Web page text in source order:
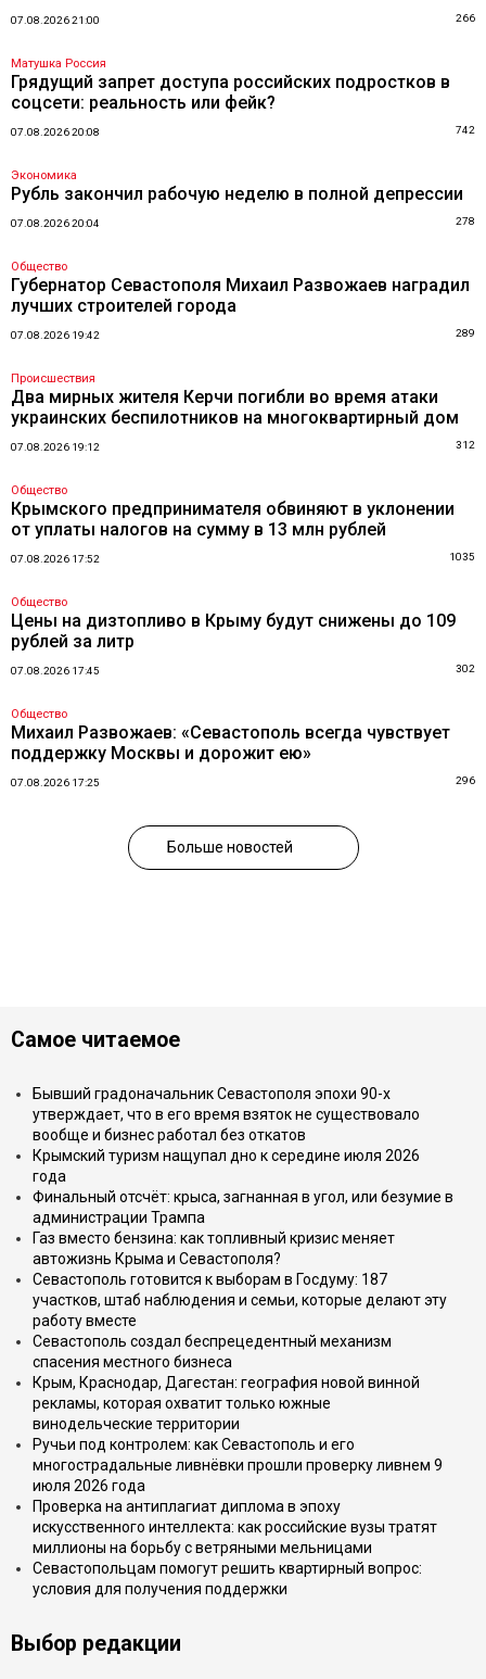
07.08.2026 21:00 266
Матушка Россия
Грядущий запрет доступа российских подростков в
соцсети: реальность или фейк?
07.08.2026 20:08 742
Экономика
Рубль закончил рабочую неделю в полной депрессии
07.08.2026 20:04 278
Общество
Губернатор Севастополя Михаил Развожаев наградил
лучших строителей города
07.08.2026 19:42 289
Происшествия
Два мирных жителя Керчи погибли во время атаки
украинских беспилотников на многоквартирный дом
07.08.2026 19:12 312
Общество
Крымского предпринимателя обвиняют в уклонении
от уплаты налогов на сумму в 13 млн рублей
07.08.2026 17:52 1035
Общество
Цены на дизтопливо в Крыму будут снижены до 109
рублей за литр
07.08.2026 17:45 302
Общество
Михаил Развожаев: «Севастополь всегда чувствует
поддержку Москвы и дорожит ею»
07.08.2026 17:25 296
Больше новостей
Самое читаемое
Бывший градоначальник Севастополя эпохи 90-х
утверждает, что в его время взяток не существовало
вообще и бизнес работал без откатов
Крымский туризм нащупал дно к середине июля 2026
года
Финальный отсчёт: крыса, загнанная в угол, или безумие в
администрации Трампа
Газ вместо бензина: как топливный кризис меняет
автожизнь Крыма и Севастополя?
Севастополь готовится к выборам в Госдуму: 187
участков, штаб наблюдения и семьи, которые делают эту
работу вместе
Севастополь создал беспрецедентный механизм
спасения местного бизнеса
Крым, Краснодар, Дагестан: география новой винной
рекламы, которая охватит только южные
винодельческие территории
Ручьи под контролем: как Севастополь и его
многострадальные ливнёвки прошли проверку ливнем 9
июля 2026 года
Проверка на антиплагиат диплома в эпоху
искусственного интеллекта: как российские вузы тратят
миллионы на борьбу с ветряными мельницами
Севастопольцам помогут решить квартирный вопрос:
условия для получения поддержки
Выбор редакции